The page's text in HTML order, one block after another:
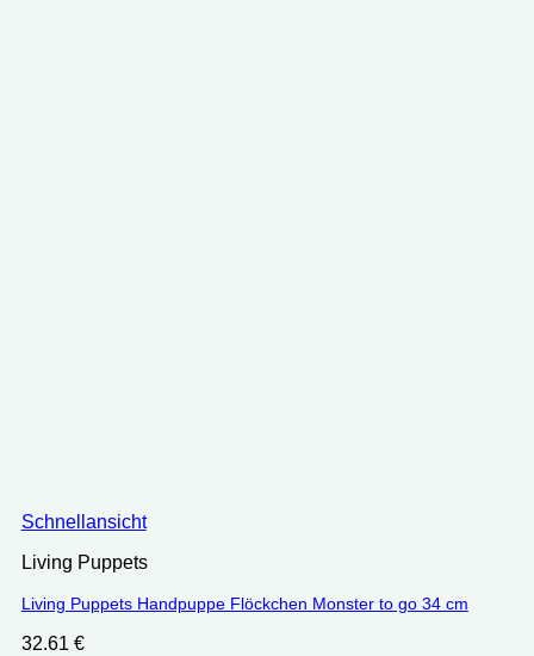
Schnellansicht
Living Puppets
Living Puppets Handpuppe Flöckchen Monster to go 34 cm
32.61 €